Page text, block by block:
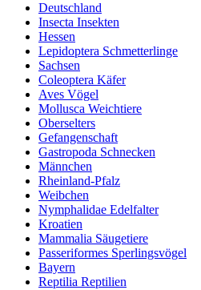
Deutschland
Insecta Insekten
Hessen
Lepidoptera Schmetterlinge
Sachsen
Coleoptera Käfer
Aves Vögel
Mollusca Weichtiere
Oberselters
Gefangenschaft
Gastropoda Schnecken
Männchen
Rheinland-Pfalz
Weibchen
Nymphalidae Edelfalter
Kroatien
Mammalia Säugetiere
Passeriformes Sperlingsvögel
Bayern
Reptilia Reptilien